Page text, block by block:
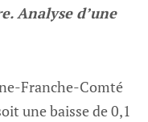
Analyse d’une
Franche-Comté
une baisse de 0,1